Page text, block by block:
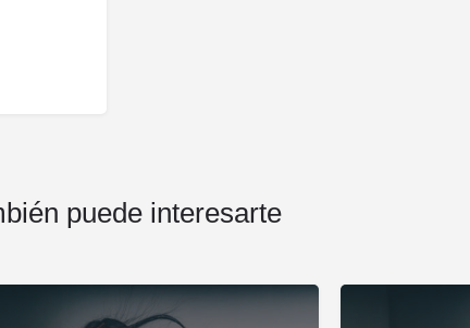
puede interesarte